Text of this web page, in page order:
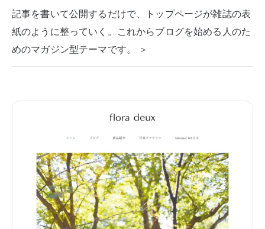
記事を書いて公開するだけで、トップページが雑誌の表
紙のように整っていく。これからブログを始める人のた
めのマガジン型テーマです。 ＞